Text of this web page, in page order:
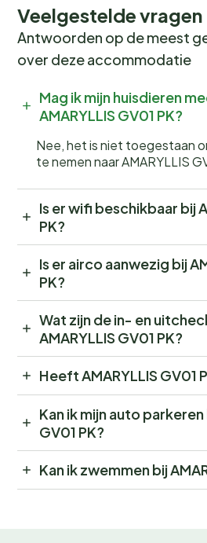
Veelgestelde vragen
Antwoorden op de meest
over deze accommodatie
Mag ik mijn huisdieren
AMARYLLIS GV01 PK?
Nee, het is niet toegestaan
te nemen naar AMARYLLIS
Is er wifi beschikbaar bij
PK?
Is er airco aanwezig bij
PK?
Wat zijn de in- en
AMARYLLIS GV01 PK?
Heeft AMARYLLIS GV01
Kan ik mijn auto parkeren
GV01 PK?
Kan ik zwemmen bij